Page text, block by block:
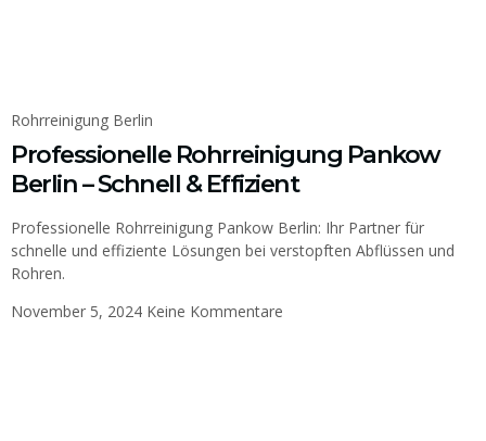
Rohrreinigung Berlin
Professionelle Rohrreinigung Pankow
Berlin – Schnell & Effizient
Professionelle Rohrreinigung Pankow Berlin: Ihr Partner für
schnelle und effiziente Lösungen bei verstopften Abflüssen und
Rohren.
November 5, 2024 Keine Kommentare